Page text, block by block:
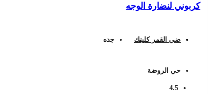
كربوني لنضارة الوجه
ضي القمر كلينك جده
حي الروضة
4.5